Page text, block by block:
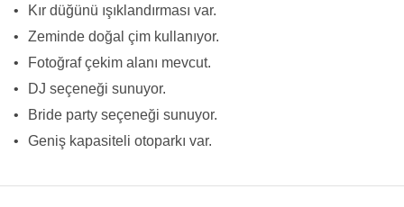
•
Kır düğünü ışıklandırması var.
•
Zeminde doğal çim kullanıyor.
•
Fotoğraf çekim alanı mevcut.
•
DJ seçeneği sunuyor.
•
Bride party seçeneği sunuyor.
•
Geniş kapasiteli otoparkı var.